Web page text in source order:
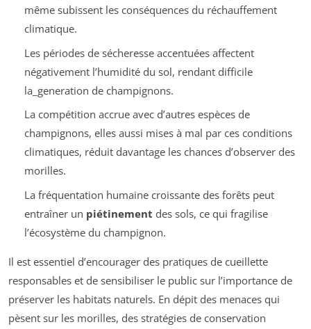
même subissent les conséquences du réchauffement
climatique.
Les périodes de sécheresse accentuées affectent
négativement l’humidité du sol, rendant difficile
la_generation de champignons.
La compétition accrue avec d’autres espèces de
champignons, elles aussi mises à mal par ces conditions
climatiques, réduit davantage les chances d’observer des
morilles.
La fréquentation humaine croissante des forêts peut
entraîner un piétinement des sols, ce qui fragilise
l’écosystème du champignon.
Il est essentiel d’encourager des pratiques de cueillette
responsables et de sensibiliser le public sur l’importance de
préserver les habitats naturels. En dépit des menaces qui
pèsent sur les morilles, des stratégies de conservation